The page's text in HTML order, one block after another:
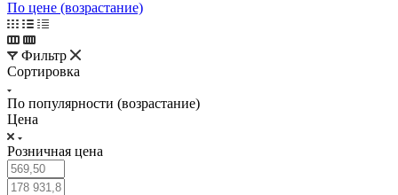
По цене (возрастание)
Фильтр
Сортировка
По популярности (возрастание)
Цена
Розничная цена